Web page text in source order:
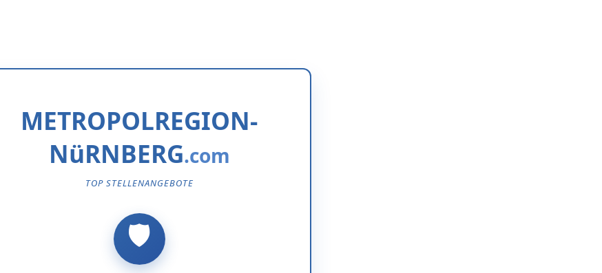
METROPOLREGION-
NüRNBERG
TOP STELLENANGEBOTE